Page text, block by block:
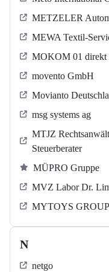
METZELER
MEWA Textil-
MOKOM 01
movento GmbH
Movianto
msg systems ag
MTJZ
Steuerberater
MÜPRO Gruppe
MVZ Labor Dr.
MYTOYS GROUP
N
netgo